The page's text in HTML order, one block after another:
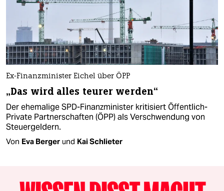
Ex-Finanzminister Eichel über ÖPP
„Das wird alles teurer werden“
Der ehemalige SPD-Finanzminister kritisiert Öffentlich-
Private Partnerschaften (ÖPP) als Verschwendung von
Steuergeldern.
Von Eva Berger und Kai Schlieter